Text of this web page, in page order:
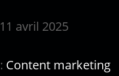
avril 2025
Content marketing